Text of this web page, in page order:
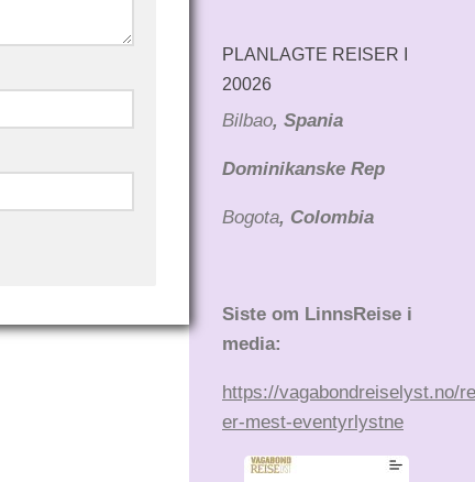
PLANLAGTE REISER I
20026
Bilbao, Spania
Dominikanske Rep
Bogota, Colombia
Siste om LinnsReise i
media:
https://vagabondreiselyst.no/
er-mest-eventyrlystne